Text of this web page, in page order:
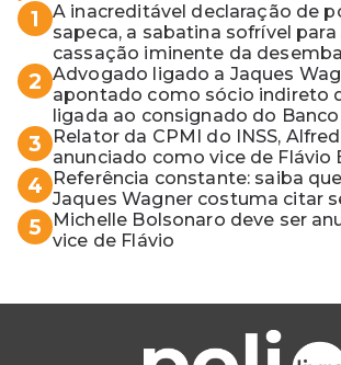
1
A inacreditável declaração de
sapeca, a sabatina sofrível para
cassação iminente da
vaga do Quinto para o MP
2 Advogado ligado a Jaques
apontado como sócio indireto
ligada ao consignado do
3
Relator da CPMI do INSS,
anunciado como vice de Flávio
4
Referência constante: saiba
Jaques Wagner costuma citar
5
Michelle Bolsonaro deve ser
vice de Flávio